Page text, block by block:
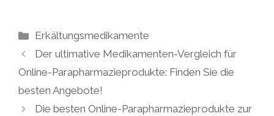
Kategorien
Erkältungsmedikamente
Der ultimative Medikamenten-Vergleich für
Online-Parapharmazieprodukte: Finden Sie die
besten Angebote!
Die besten Online-Parapharmazieprodukte zur